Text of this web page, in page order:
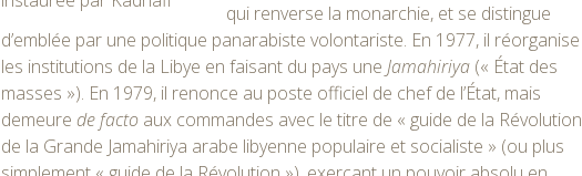
qui renverse la monarchie, et se distingue
d’emblée par une politique panarabiste volontariste. En 1977, il réorganise
les institutions de la Libye en faisant du pays une Jamahiriya (« État des
masses »). En 1979, il renonce au poste officiel de chef de l’État, mais
demeurede facto aux commandes avec le titre de « guide de la Révolution
de la Grande Jamahiriya arabe libyenne populaire et socialiste » (ou plus